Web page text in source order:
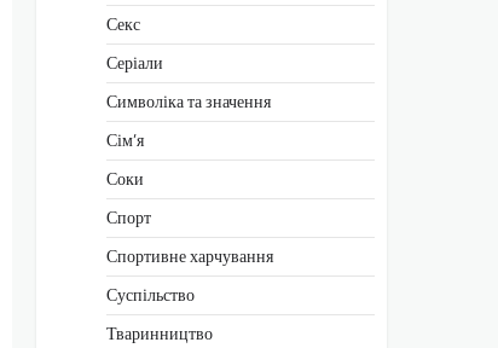
Секс
Серіали
Символіка та значення
Сім’я
Соки
Спорт
Спортивне харчування
Суспільство
Тваринництво